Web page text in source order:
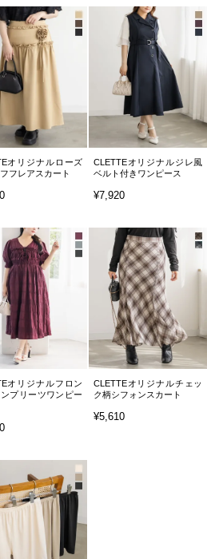
オリジナルローズ
フレアスカート
CLETTEオリジナルジレ風
ベルト付きワンピース
¥7,920
オリジナルフロン
ンプリーツワンピー
CLETTEオリジナルチェッ
ク柄シフォンスカート
¥5,610